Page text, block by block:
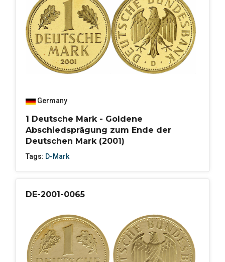
Germany
1 Deutsche Mark - Goldene
Abschiedsprägung zum Ende der
Deutschen Mark (2001)
Tags: D-Mark
DE-2001-0065